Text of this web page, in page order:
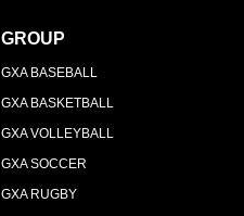
GROUP
GXA BASEBALL
GXA BASKETBALL
GXA VOLLEYBALL
GXA SOCCER
GXA RUGBY